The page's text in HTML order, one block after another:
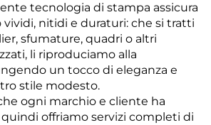
tecnologia di stampa assicura
nitidi e duraturi: che si tratti
sfumature, quadri o altri
li riproduciamo alla
un tocco di eleganza e
stile modesto.
ogni marchio e cliente ha
offriamo servizi completi di